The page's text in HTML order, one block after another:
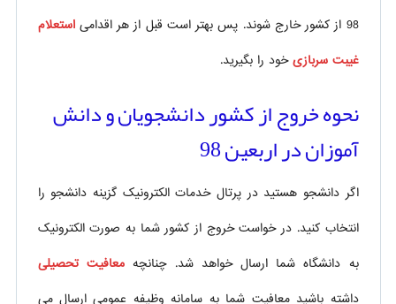
98 از کشور خارج شوند. پس بهتر است قبل از هر اقدامی
استعلام
غیبت سربازیخود را بگیرید.
نحوه خروج از کشور دانشجویان و دانش
آموزان در اربعین 98
اگر دانشجو هستید در پرتال خدمات الکترونیک گزینه دانشجو را
انتخاب کنید. در خواست خروج از کشور شما به صورت الکترونیک
به دانشگاه شما ارسال خواهد شد. چنانچهمعافیت تحصیلی
داشته باشید معافیت شما به سامانه وظیفه عمومی ارسال می